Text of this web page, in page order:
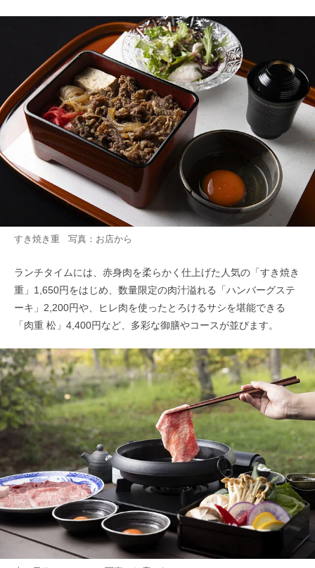
すき焼き重 写真：お店から
ランチタイムには、赤身肉を柔らかく仕上げた人気の「すき焼き
重」1,650円をはじめ、数量限定の肉汁溢れる「ハンバーグステ
ーキ」2,200円や、ヒレ肉を使ったとろけるサシを堪能できる
「肉重 松」4,400円など、多彩な御膳やコースが並びます。